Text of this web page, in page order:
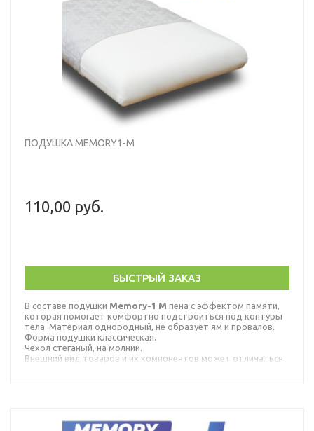
ПОДУШКА MEMORY1-M
110,00 руб.
БЫСТРЫЙ ЗАКАЗ
В составе подушки Memory-1 M пена с эффектом памяти,
которая помогает комфортно подстроиться под контуры
тела. Материал однородный, не образует ям и провалов.
Форма подушки классическая.
Чехол стеганый, на молнии.
Внешний вид товаров и их компонентов может отличаться